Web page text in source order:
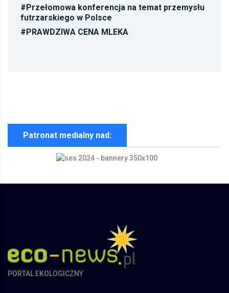
# Przełomowa konferencja na temat przemysłu
futrzarskiego w Polsce
# PRAWDZIWA CENA MLEKA
Patronat medialny nad:
PORTAL EKOLOGICZNY